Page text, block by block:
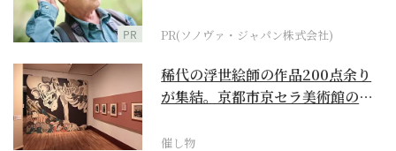
PR PR(ソノヴァ・ジャパン株式会社)
稀代の浮世絵師の作品200点余り
が集結。京都市京セラ美術館の
催し物